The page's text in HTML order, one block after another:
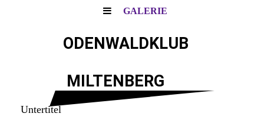
GALERIE
ODENWALDKLUB
MILTENBERG
Untertitel